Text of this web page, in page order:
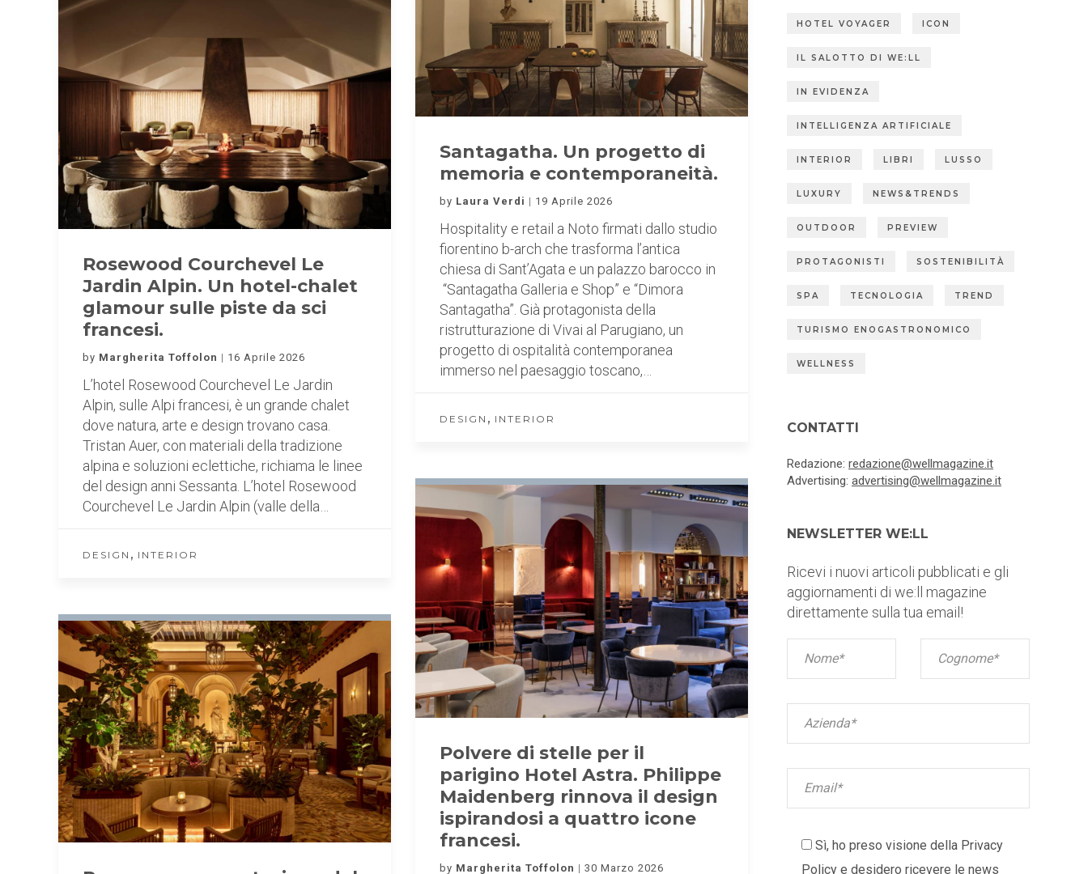
Santagatha. Un progetto di
memoria e contemporaneità.
by Laura Verdi 19 Aprile 2026
Hospitality e retail a Noto firmati dallo studio
fiorentino b-arch che trasforma l’antica
chiesa di Sant’Agata e un palazzo barocco in
“Santagatha Galleria e Shop” e “Dimora
Santagatha”. Già protagonista della
ristrutturazione di Vivai al Parugiano, un
progetto di ospitalità contemporanea
immerso nel paesaggio toscano,…
DESIGN , INTERIOR
Rosewood Courchevel Le
Jardin Alpin. Un hotel-chalet
glamour sulle piste da sci
francesi.
by Margherita Toffolon 16 Aprile 2026
L’hotel Rosewood Courchevel Le Jardin
Alpin, sulle Alpi francesi, è un grande chalet
dove natura, arte e design trovano casa.
Tristan Auer, con materiali della tradizione
alpina e soluzioni eclettiche, richiama le linee
del design anni Sessanta. L’hotel Rosewood
Courchevel Le Jardin Alpin (valle della…
DESIGN , INTERIOR
Polvere di stelle per il
parigino Hotel Astra. Philippe
Maidenberg rinnova il design
ispirandosi a quattro icone
francesi.
by Margherita Toffolon 30 Marzo 2026
HOTEL VOYAGER ICON
IL SALOTTO DI WE:LL
IN EVIDENZA
INTELLIGENZA ARTIFICIALE
INTERIOR LIBRI LUSSO
LUXURY NEWS&TRENDS
OUTDOOR PREVIEW
PROTAGONISTI SOSTENIBILITÀ
SPA TECNOLOGIA TREND
TURISMO ENOGASTRONOMICO
WELLNESS
CONTATTI
Redazione: redazione@wellmagazine.it
Advertising: advertising@wellmagazine.it
NEWSLETTER WE:LL
Ricevi i nuovi articoli pubblicati e gli
aggiornamenti di we:ll magazine
direttamente sulla tua email!
Sì, ho preso visione della Privacy
Policy e desidero ricevere le news